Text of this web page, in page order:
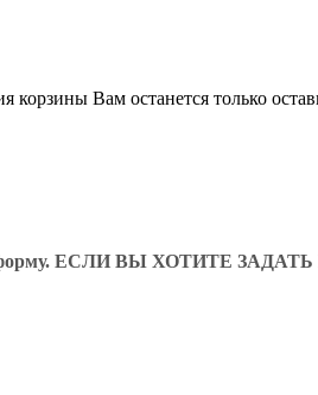
корзины Вам останется только
форму. ЕСЛИ ВЫ ХОТИТЕ